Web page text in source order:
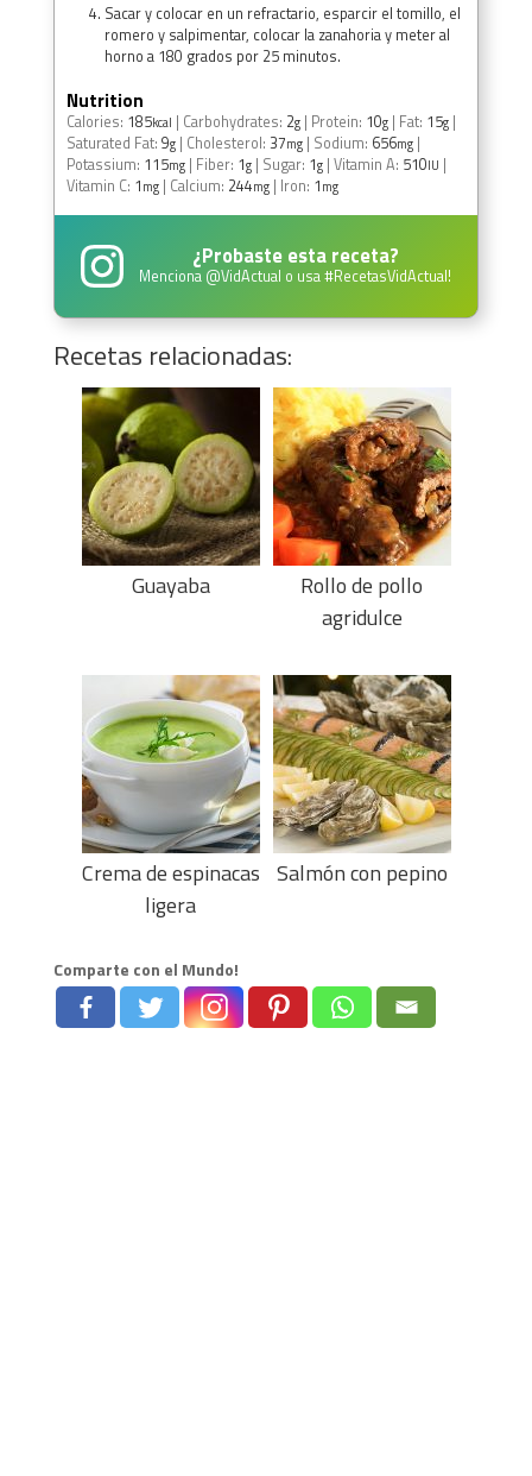
Sacar y colocar en un refractario, esparcir el tomillo, el
romero y salpimentar, colocar la zanahoria y meter al
horno a 180 grados por 25 minutos.
Nutrition
Calories: 185kcal | Carbohydrates: 2g| Protein: 10g| Fat: 15g|
Saturated Fat: 9g| Cholesterol: 37mg| Sodium: 656mg|
Potassium: 115mg| Fiber: 1g| Sugar: 1g| Vitamin A: 510IU |
Vitamin C: 1mg| Calcium: 244mg| Iron: 1mg
¿Probaste esta receta?
Menciona @VidActual o usa#RecetasVidActual!
Recetas relacionadas:
Guayaba
Rollo de pollo
agridulce
Crema de espinacas
ligera
Salmón con pepino
Comparte con el Mundo!